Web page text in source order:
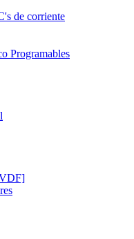
de corriente
Programables